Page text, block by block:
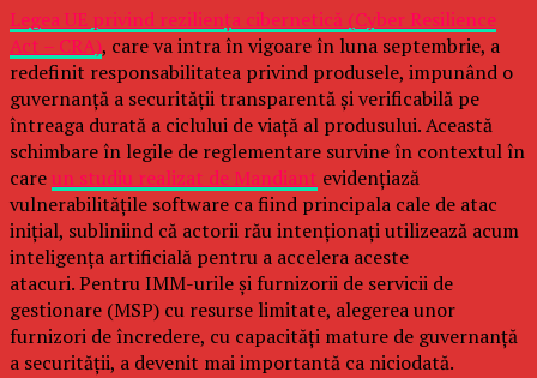
Legea UE privind reziliența cibernetică (Cyber Resilience
Act – CRA), care va intra în vigoare în luna septembrie, a
redefinit responsabilitatea privind produsele, impunând o
guvernanță a securității transparentă și verificabilă pe
întreaga durată a ciclului de viață al produsului. Această
schimbare în legile de reglementare survine în contextul în
careun studiu realizat de Mandiant evidențiază
vulnerabilitățile software ca fiind principala cale de atac
inițial, subliniind că actorii rău intenționați utilizează acum
inteligența artificială pentru a accelera aceste
atacuri. Pentru IMM-urile și furnizorii de servicii de
gestionare (MSP) cu resurse limitate, alegerea unor
furnizori de încredere, cu capacități mature de guvernanță
a securității, a devenit mai importantă ca niciodată.